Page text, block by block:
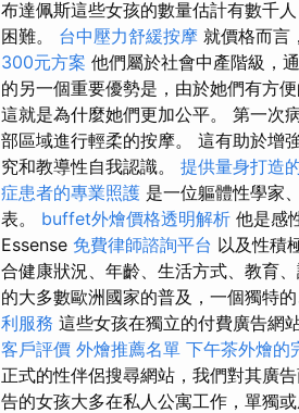
布達佩斯這些女孩的數量估計有數千
困難。 台中壓力舒緩按摩 就價格而言
300元方案 他們屬於社會中產階級，
的另一個重要優勢是，由於她們有方
這就是為什麼她們更加公平。 第一次
部區域進行輕柔的按摩。 這有助於增
究和教導性自我認識。 提供量身打造
症患者的專業照護 是一位軀體性學家
表。 buffet外燴價格透明解析 他是感
Essense 免費律師諮詢平台 以及性積
合健康狀況、年齡、生活方式、教育
的大多數歐洲國家的普及，一個獨特
利服務 這些女孩在獨立的付費廣告網
客戶評價 外燴推薦名單 下午茶外燴的
正式的性伴侶搜尋網站，我們對其廣
告的女孩大多在私人公寓工作，單獨